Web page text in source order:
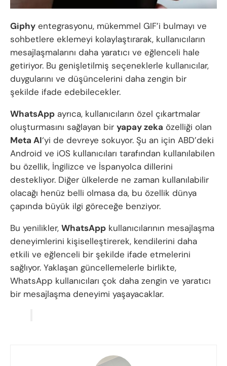
Giphy entegrasyonu, mükemmel GIF’i bulmayı ve
sohbetlere eklemeyi kolaylaştırarak, kullanıcıların
mesajlaşmalarını daha yaratıcı ve eğlenceli hale
getiriyor. Bu genişletilmiş seçeneklerle kullanıcılar,
duygularını ve düşüncelerini daha zengin bir
şekilde ifade edebilecekler.
WhatsApp ayrıca, kullanıcıların özel çıkartmalar
oluşturmasını sağlayan bir yapay zeka özelliği olan
Meta AI‘yi de devreye sokuyor. Şu an için ABD’deki
Android ve iOS kullanıcıları tarafından kullanılabilen
bu özellik, İngilizce ve İspanyolca dillerini
destekliyor. Diğer ülkelerde ne zaman kullanılabilir
olacağı henüz belli olmasa da, bu özellik dünya
çapında büyük ilgi göreceğe benziyor.
Bu yenilikler, WhatsApp kullanıcılarının mesajlaşma
deneyimlerini kişiselleştirerek, kendilerini daha
etkili ve eğlenceli bir şekilde ifade etmelerini
sağlıyor. Yaklaşan güncellemelerle birlikte,
WhatsApp kullanıcıları çok daha zengin ve yaratıcı
bir mesajlaşma deneyimi yaşayacaklar.